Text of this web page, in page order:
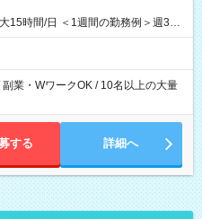
15時間/日 ＜1週間の勤務例＞週3回
土・日 好きな時にお仕事
業・WワークOK / 10名以上の大量
する 詳細へ